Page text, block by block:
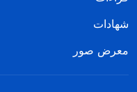
شهادات
معرض صور